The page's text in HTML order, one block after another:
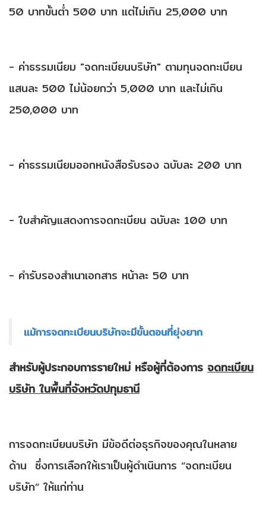
50 บาทขั้นต่ำ 500 บาท แต่ไม่เกิน 25,000 บาท
- ค่าธรรมเนียม "จดทะเบียนบริษัท" ตามทุนจดทะเบียน
แสนละ 500 ไม่น้อยกว่า 5,000 บาท และไม่เกิน
250,000 บาท
- ค่าธรรมเนียมออกหนังสือรับรอง ฉบับละ 200 บาท
- ใบสำคัญแสดงการจดทะเบียน ฉบับละ 100 บาท
- คำรับรองสำเนาเอกสาร หน้าละ 50 บาท
แม้การจดทะเบียนบริษัทจะมีขั้นตอนที่ยุ่งยาก
สำหรับผู้ประกอบการรายใหม่ หรือผู้ที่ต้องการ จดทะเบียน
บริษัทในพื้นที่จังหวัดปทุมธานี
การจดทะเบียนบริษัท มีข้อดีต่อธุรกิจของคุณในหลาย
ด้าน ซึ่งการเลือกให้เราเป็นผู้ดำเนินการ “จดทะเบียน
บริษัท” ให้แก่ท่าน
บริษัท สำนักงานบัญชี พีทูพี จำกัด
ประเภทธุรกิจ: กิจกรรมเกี่ยวกับบัญชีการทำบัญชีการตรวจสอบ
บัญชีการให้คำปรึกษาด้านภาษีมีวัตถุประสงค์ของธุรกิจเพื่อ
บริการของเรา
รับตรวจสอบบัญชี
รับวางแผนภาษี
ติดต่อเรา
นาง อ.บางใหญ่ จ.นนทบุรี 11140
อีเมล:p2paccgroup@gmail.com
p2paccounting.com